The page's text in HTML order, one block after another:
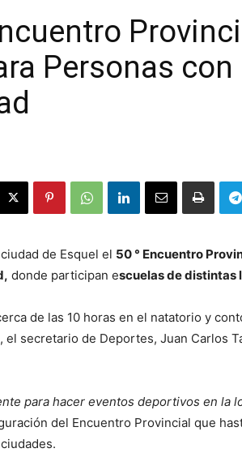
Personas con
de Esquel el 50 ° Encuentro
donde participan escuelas de distintas
de las 10 horas en el natatorio y
el secretario de Deportes, Juan Carlos
para hacer eventos deportivos en la
del Encuentro Provincial que